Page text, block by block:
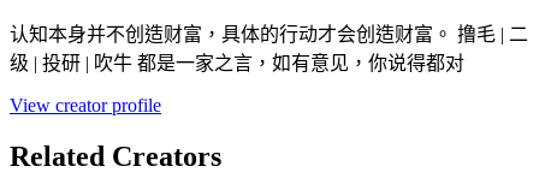
认知本身并不创造财富，具体的行动才会创造财富。 撸毛 | 二
级 | 投研 | 吹牛 都是一家之言，如有意见，你说得都对
View creator profile
Related Creators